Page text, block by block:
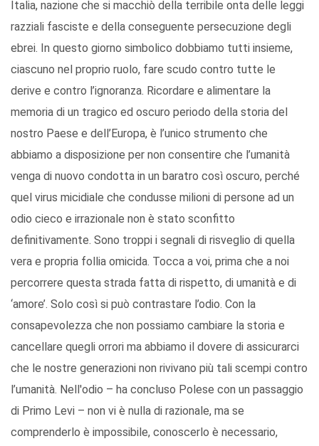
Italia, nazione che si macchiò della terribile onta delle leggi
razziali fasciste e della conseguente persecuzione degli
ebrei. In questo giorno simbolico dobbiamo tutti insieme,
ciascuno nel proprio ruolo, fare scudo contro tutte le
derive e contro l’ignoranza. Ricordare e alimentare la
memoria di un tragico ed oscuro periodo della storia del
nostro Paese e dell’Europa, è l’unico strumento che
abbiamo a disposizione per non consentire che l’umanità
venga di nuovo condotta in un baratro così oscuro, perché
quel virus micidiale che condusse milioni di persone ad un
odio cieco e irrazionale non è stato sconfitto
definitivamente. Sono troppi i segnali di risveglio di quella
vera e propria follia omicida. Tocca a voi, prima che a noi
percorrere questa strada fatta di rispetto, di umanità e di
‘amore’. Solo così si può contrastare l’odio. Con la
consapevolezza che non possiamo cambiare la storia e
cancellare quegli orrori ma abbiamo il dovere di assicurarci
che le nostre generazioni non rivivano più tali scempi contro
l’umanità. Nell'odio – ha concluso Polese con un passaggio
di Primo Levi – non vi è nulla di razionale, ma se
comprenderlo è impossibile, conoscerlo è necessario,